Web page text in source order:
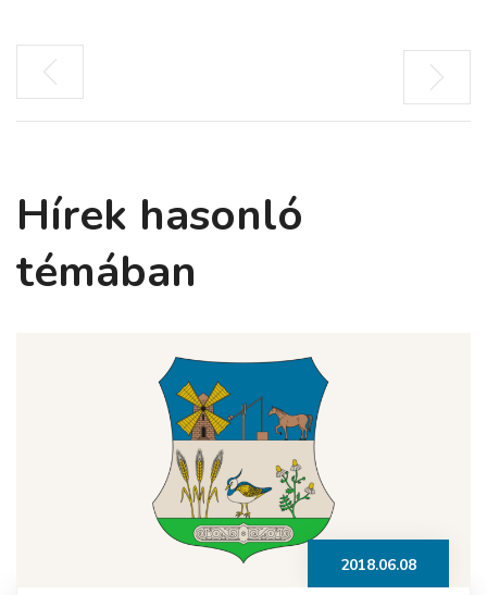
Hírek hasonló
témában
2018.06.08